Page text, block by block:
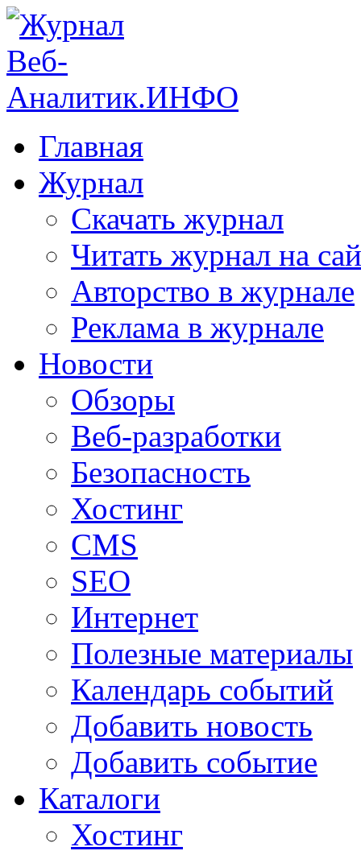
Главная
Журнал
Скачать журнал
Читать журнал на
Авторство в журнале
Реклама в журнале
Новости
Обзоры
Веб-разработки
Безопасность
Хостинг
CMS
SEO
Интернет
Полезные материалы
Календарь событий
Добавить новость
Добавить событие
Каталоги
Хостинг